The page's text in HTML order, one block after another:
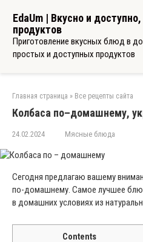
контенту
EdaUm | Вкусно и
продуктов
Приготовление вкусных блюд в
простых и доступных продуктов
Главная страница » Все рецепты сайта
Колбаса по–домашнему,
24.02.2024 Мясные блюда
Сегодня предлагаю вашему
по-домашнему. Самое лучшее
в домашних условиях из
Contents